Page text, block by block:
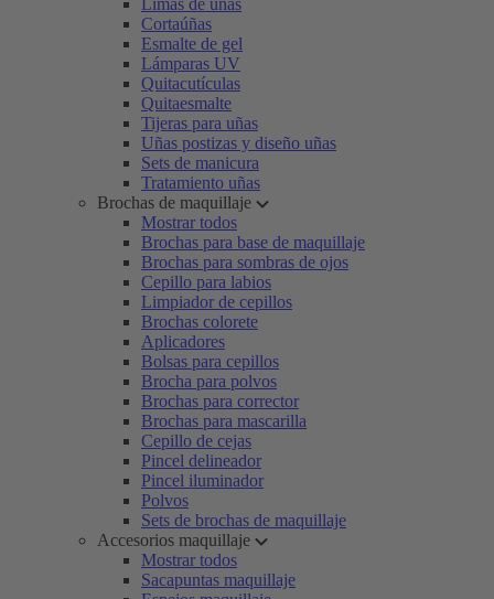
Limas de uñas
Cortaúñas
Esmalte de gel
Lámparas UV
Quitacutículas
Quitaesmalte
Tijeras para uñas
Uñas postizas y diseño uñas
Sets de manicura
Tratamiento uñas
Brochas de maquillaje
Mostrar todos
Brochas para base de maquillaje
Brochas para sombras de ojos
Cepillo para labios
Limpiador de cepillos
Brochas colorete
Aplicadores
Bolsas para cepillos
Brocha para polvos
Brochas para corrector
Brochas para mascarilla
Cepillo de cejas
Pincel delineador
Pincel iluminador
Polvos
Sets de brochas de maquillaje
Accesorios maquillaje
Mostrar todos
Sacapuntas maquillaje